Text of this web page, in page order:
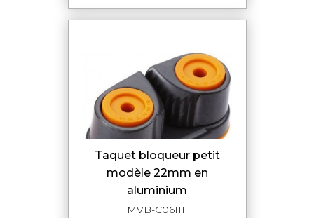
taquet bloqueur petit
modèle 22mm en
aluminium
MVB-C0611F